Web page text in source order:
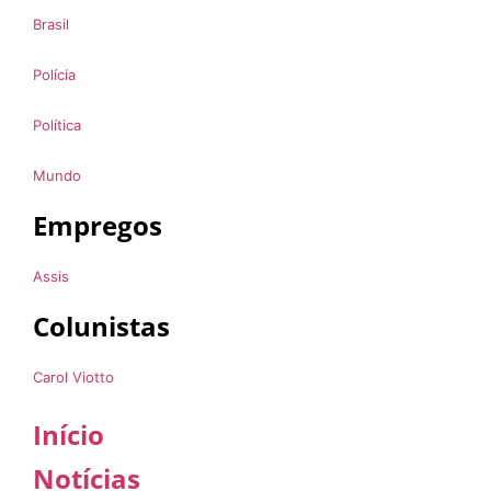
Brasil
Polícia
Política
Mundo
Empregos
Assis
Colunistas
Carol Viotto
Início
Notícias